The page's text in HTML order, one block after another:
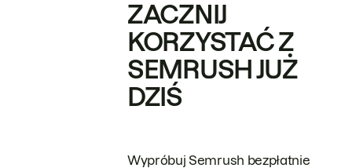
ZACZNIJ
KORZYSTAĆ Z
SEMRUSH JUŻ
DZIŚ
Wypróbuj Semrush bezpłatnie